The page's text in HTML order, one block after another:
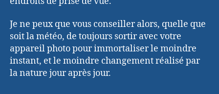
Je ne peux que vous conseiller alors, quelle que
soit la météo, de toujours sortir avec votre
appareil photo pour immortaliser le moindre
instant, et le moindre changement réalisé par
la nature jour après jour.